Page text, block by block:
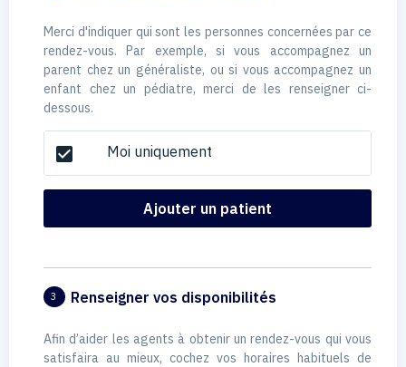
Merci d'indiquer qui sont les personnes concernées par ce
rendez-vous. Par exemple, si vous accompagnez un
parent chez un généraliste, ou si vous accompagnez un
enfant chez un pédiatre, merci de les renseigner ci-
dessous.
check_box Moi uniquement
Ajouter un patient
3 Renseigner vos disponibilités
Afin d’aider les agents à obtenir un rendez-vous qui vous
satisfaira au mieux, cochez vos horaires habituels de